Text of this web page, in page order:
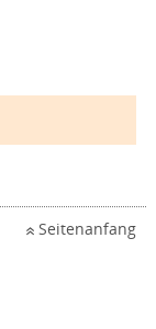
Seitenanfang